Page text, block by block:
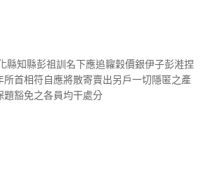
縣知縣彭祖訓名下應追糶穀價銀伊子彭溎捏
首相符自應將散寄賣出另戶一切隱匿之產
豁免之各員均干處分